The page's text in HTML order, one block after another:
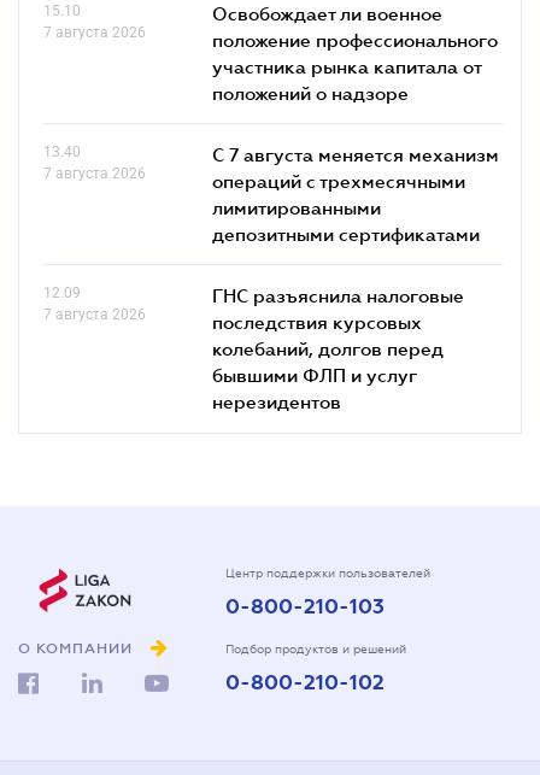
15.10
7 августа 2026
Освобождает ли военное
положение профессионального
участника рынка капитала от
положений о надзоре
13.40
7 августа 2026
С 7 августа меняется механизм
операций с трехмесячными
лимитированными
депозитными сертификатами
12.09
7 августа 2026
ГНС разъяснила налоговые
последствия курсовых
колебаний, долгов перед
бывшими ФЛП и услуг
нерезидентов
О КОМПАНИИ
Центр поддержки пользователей
0-800-210-103
Подбор продуктов и решений
0-800-210-102